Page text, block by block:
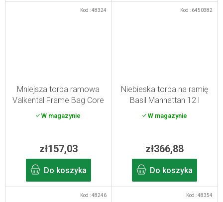
Mniejsza torba ramowa
Valkental Frame Bag Core
W magazynie
zł157,03
Do koszyka
Kod :48324
Niebieska torba na ramię
Basil Manhattan 12 l
W magazynie
zł366,88
Do koszyka
Kod : 6450382
Kod :48246 Kod :48354